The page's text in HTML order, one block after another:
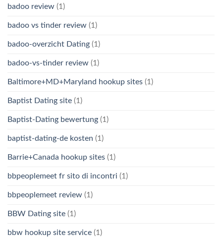
badoo review (1)
badoo vs tinder review (1)
badoo-overzicht Dating (1)
badoo-vs-tinder review (1)
Baltimore+MD+Maryland hookup sites (1)
Baptist Dating site (1)
Baptist-Dating bewertung (1)
baptist-dating-de kosten (1)
Barrie+Canada hookup sites (1)
bbpeoplemeet fr sito di incontri (1)
bbpeoplemeet review (1)
BBW Dating site (1)
bbw hookup site service (1)